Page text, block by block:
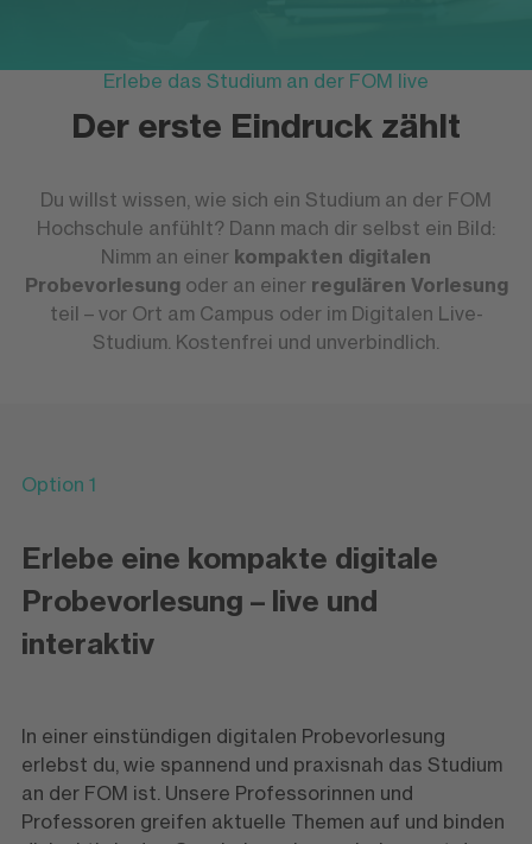
Erlebe das Studium an der FOM live
Der erste Eindruck zählt
Du willst wissen, wie sich ein Studium an der FOM
Hochschule anfühlt? Dann mach dir selbst ein Bild:
Nimm an einer kompakten digitalen
Probevorlesungoder an einer regulären Vorlesung
teil – vor Ort am Campus oder im Digitalen Live-
Studium. Kostenfrei und unverbindlich.
Option 1
Erlebe eine kompakte digitale
Probevorlesung – live und
interaktiv
In einer einstündigen digitalen Probevorlesung
erlebst du, wie spannend und praxisnah das Studium
an der FOM ist. Unsere Professorinnen und
Professoren greifen aktuelle Themen auf und binden